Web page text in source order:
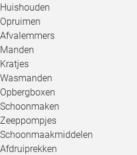
Huishouden
Opruimen
Afvalemmers
Manden
Kratjes
Wasmanden
Opbergboxen
Schoonmaken
Zeeppompjes
Schoonmaakmiddelen
Afdruiprekken